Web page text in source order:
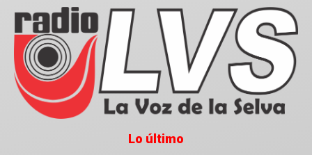
Lo último